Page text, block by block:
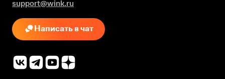
support@wink.ru
Написать в чат